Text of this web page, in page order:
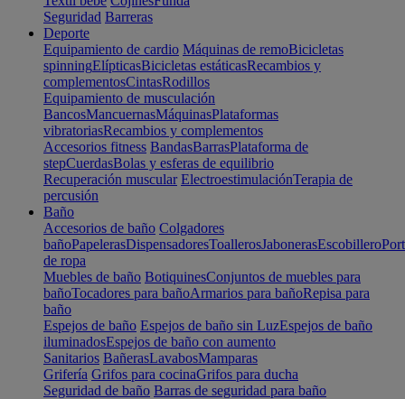
Seguridad Barreras
Deporte
Equipamiento de cardio Máquinas de remoBicicletas
spinningElípticasBicicletas estáticasRecambios y
complementosCintasRodillos
Equipamiento de musculación
BancosMancuernasMáquinasPlataformas
vibratoriasRecambios y complementos
Accesorios fitness BandasBarrasPlataforma de
stepCuerdasBolas y esferas de equilibrio
Recuperación muscular ElectroestimulaciónTerapia de
percusión
Baño
Accesorios de baño Colgadores
bañoPapelerasDispensadoresToallerosJabonerasEscobillero
de ropa
Muebles de baño BotiquinesConjuntos de muebles para
bañoTocadores para bañoArmarios para bañoRepisa para
baño
Espejos de baño Espejos de baño sin LuzEspejos de baño
iluminadosEspejos de baño con aumento
Sanitarios BañerasLavabosMamparas
Grifería Grifos para cocinaGrifos para ducha
Seguridad de baño Barras de seguridad para baño